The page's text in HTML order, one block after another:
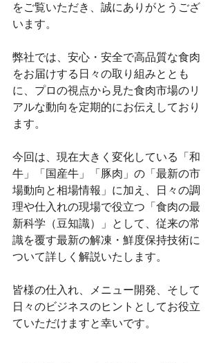
をご覧いただき、誠にありがとうござ
います。
弊社では、安心・安全で高品質な食肉
をお届けする日々の取り組みととも
に、プロの視点から見た食肉市場のリ
アルな動向を定期的にお伝えしており
ます。
今回は、現在大きく変化している「和
牛」「国産牛」「豚肉」の「最新の市
場動向と相場情報」に加え、日々の調
理や仕入れの現場で役立つ「食肉の最
新科学（豆知識）」として、従来の常
識を覆す最新の解凍・鮮度保持技術に
ついて詳しく解説いたします。
皆様の仕入れ、メニュー開発、そして
日々のビジネスのヒントとしてお役立
ていただけますと幸いです。